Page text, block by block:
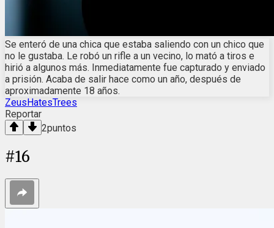
Se enteró de una chica que estaba saliendo con un chico que
no le gustaba. Le robó un rifle a un vecino, lo mató a tiros e
hirió a algunos más. Inmediatamente fue capturado y enviado
a prisión. Acaba de salir hace como un año, después de
aproximadamente 18 años.
ZeusHatesTrees
Reportar
2puntos
#16